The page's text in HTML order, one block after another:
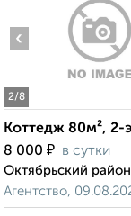
2/8
‹
Коттедж 80м², 2-
8 000 ₽ в сутки
Октябрьский
Агентство,